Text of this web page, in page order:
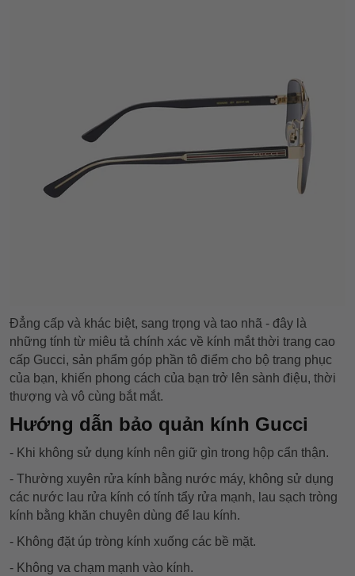
Đẳng cấp và khác biệt, sang trọng và tao nhã - đây là
những tính từ miêu tả chính xác về kính mắt thời trang cao
cấp Gucci, sản phẩm góp phần tô điểm cho bộ trang phục
của bạn, khiến phong cách của bạn trở lên sành điệu, thời
thượng và vô cùng bắt mắt.
Hướng dẫn bảo quản kính Gucci
- Khi không sử dụng kính nên giữ gìn trong hộp cẩn thận.
- Thường xuyên rửa kính bằng nước máy, không sử dụng
các nước lau rửa kính có tính tẩy rửa mạnh, lau sạch tròng
kính bằng khăn chuyên dùng để lau kính.
- Không đặt úp tròng kính xuống các bề mặt.
- Không va chạm mạnh vào kính.